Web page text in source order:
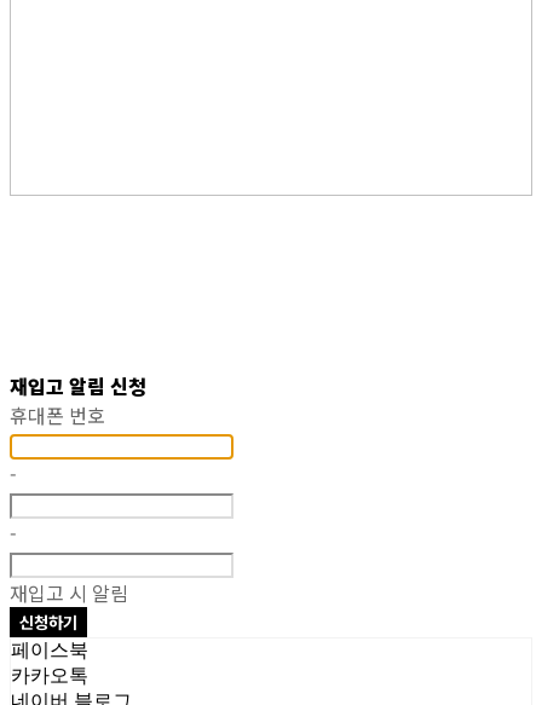
재입고 알림 신청
휴대폰 번호
-
-
재입고 시 알림
신청하기
페이스북
카카오톡
네이버 블로그